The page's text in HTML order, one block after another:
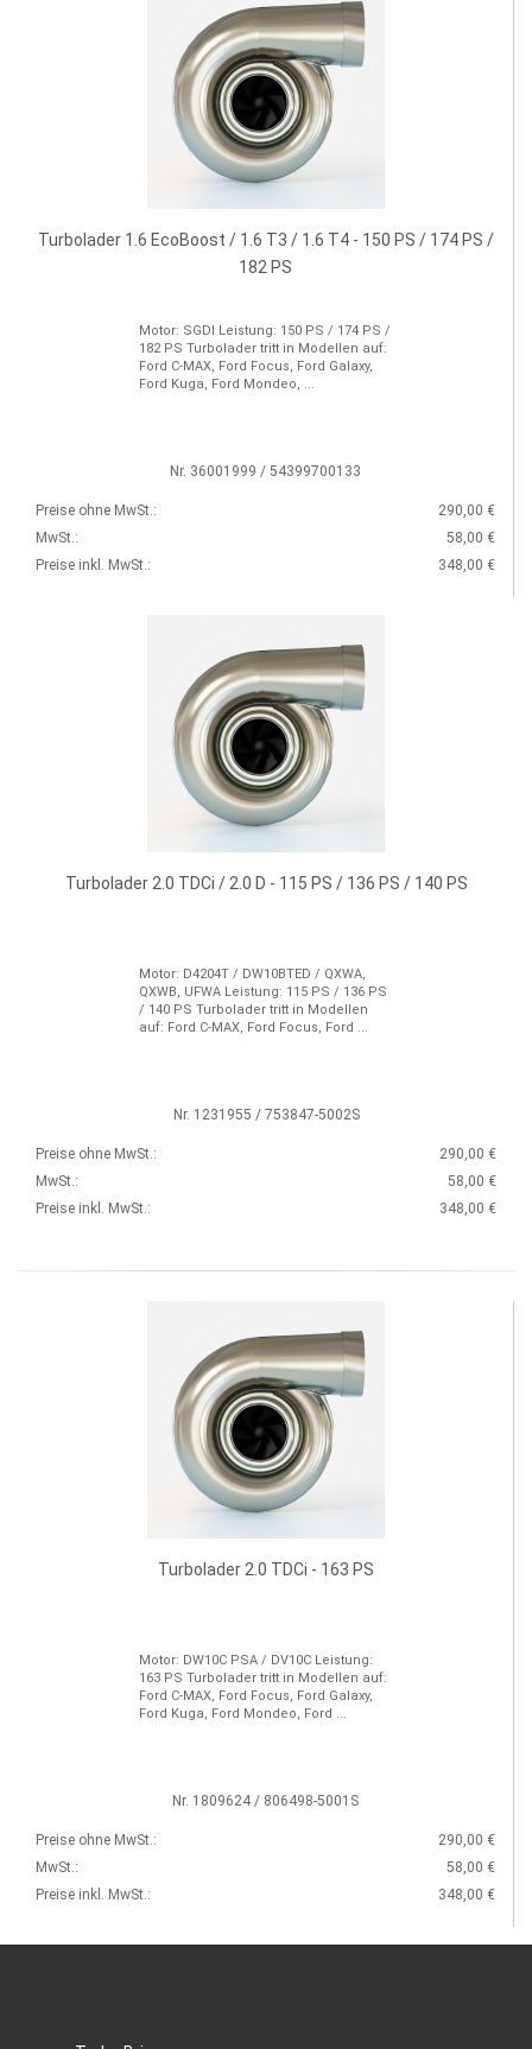
Turbolader 1.6 EcoBoost / 1.6 T3 / 1.6 T4 - 150 PS / 174 PS /
182 PS
Motor: SGDI Leistung: 150 PS / 174 PS /
182 PS Turbolader tritt in Modellen auf:
Ford C-MAX, Ford Focus, Ford Galaxy,
Ford Kuga, Ford Mondeo, ...
Nr. 36001999 / 54399700133
Preise ohne MwSt.:
290,00 €
MwSt.:
58,00 €
Preise inkl. MwSt.:
348,00 €
Turbolader 2.0 TDCi / 2.0 D - 115 PS / 136 PS / 140 PS
Motor: D4204T / DW10BTED / QXWA,
QXWB, UFWA Leistung: 115 PS / 136 PS
/ 140 PS Turbolader tritt in Modellen
auf: Ford C-MAX, Ford Focus, Ford ...
Nr. 1231955 / 753847-5002S
Preise ohne MwSt.:
290,00 €
MwSt.:
58,00 €
Preise inkl. MwSt.:
348,00 €
Turbolader 2.0 TDCi - 163 PS
Motor: DW10C PSA / DV10C Leistung:
163 PS Turbolader tritt in Modellen auf:
Ford C-MAX, Ford Focus, Ford Galaxy,
Ford Kuga, Ford Mondeo, Ford ...
Nr. 1809624 / 806498-5001S
Preise ohne MwSt.:
290,00 €
MwSt.:
58,00 €
Preise inkl. MwSt.:
348,00 €